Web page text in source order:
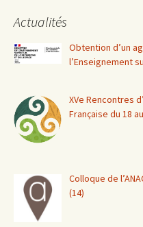
Actualités
Obtention d’un
l’Enseignement
XVe Rencontres
Française du 18
Colloque de
(14)